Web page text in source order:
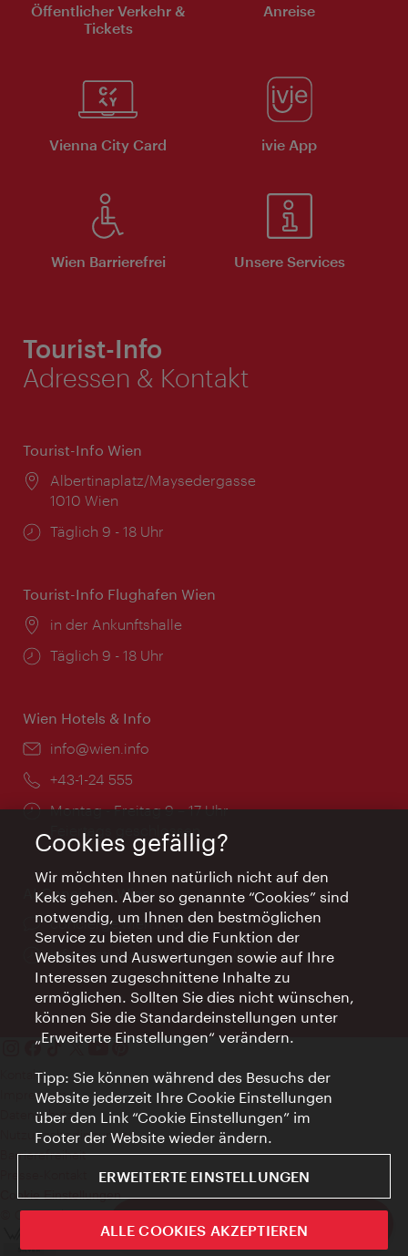
ivie - Die offizielle City Guide App
Öffentlicher Verkehr &
Tickets
Anreise
Vienna City Card ivie App
Wien Barrierefrei Unsere Services
Tourist-Info
Adressen & Kontakt
Tourist-Info Wien
Ort:
Albertinaplatz/Maysedergasse
1010 Wien
Öffnungszeiten:
Täglich 9 - 18 Uhr
Tourist-Info Flughafen Wien
Ort:
in der Ankunftshalle
Öffnungszeiten:
Täglich 9 - 18 Uhr
Wien Hotels & Info
Email:
info@wien.info
Telefon:
+43-1-24 555
Öffnungszeiten:
Montag - Freitag 9 – 17 Uhr
Feiertags geschlossen
AI Concierge Wien
Ort:
concierge.wien.info
Öffnungszeiten:
Informationen rund um die Uhr
Kontakt
Impressum
Datenschutz
Nutzungsbedingungen
Barrierefreiheit
Cookie Einstellungen
© Copyright WienTourismus
Cookies gefällig?
Wir möchten Ihnen natürlich nicht auf den
Keks gehen. Aber so genannte “Cookies” sind
notwendig, um Ihnen den bestmöglichen
Service zu bieten und die Funktion der
Websites und Auswertungen sowie auf Ihre
Interessen zugeschnittene Inhalte zu
ermöglichen. Sollten Sie dies nicht wünschen,
können Sie die Standardeinstellungen unter
„Erweiterte Einstellungen“ verändern.
Tipp: Sie können während des Besuchs der
Website jederzeit Ihre Cookie Einstellungen
über den Link “Cookie Einstellungen” im
Footer der Website wieder ändern.
ERWEITERTE EINSTELLUNGEN
ALLE COOKIES AKZEPTIEREN